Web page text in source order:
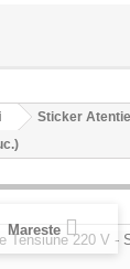
Sticker
Mareste